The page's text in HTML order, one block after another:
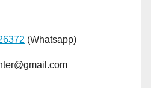
(Whatsapp)